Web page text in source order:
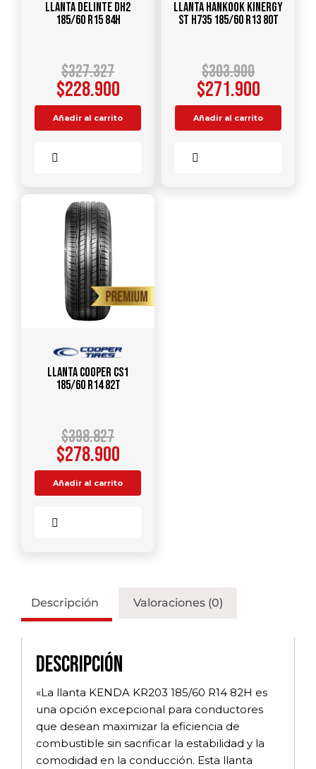
Llanta DELINTE DH2
185/60 R15 84H
$327.327
$228.900
Añadir al carrito
Llanta HANKOOK Kinergy
ST H735 185/60 R13 80T
$303.900
$271.900
Añadir al carrito
Llanta COOPER CS1
185/60 R14 82T
$398.827
$278.900
Añadir al carrito
Descripción Valoraciones (0)
Descripción
«La llanta KENDA KR203 185/60 R14 82H es
una opción excepcional para conductores
que desean maximizar la eficiencia de
combustible sin sacrificar la estabilidad y la
comodidad en la conducción. Esta llanta